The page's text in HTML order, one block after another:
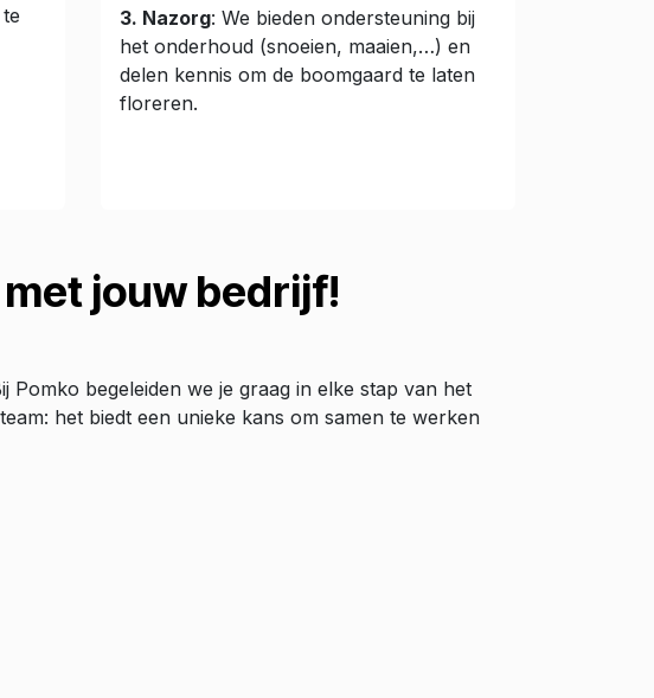
3. Nazorg: We bieden ondersteuning bij
het onderhoud (snoeien, maaien,…) en
delen kennis om de boomgaard te laten
floreren.
jouw bedrijf!
begeleiden we je graag in elke stap van het
het biedt een unieke kans om samen te werken